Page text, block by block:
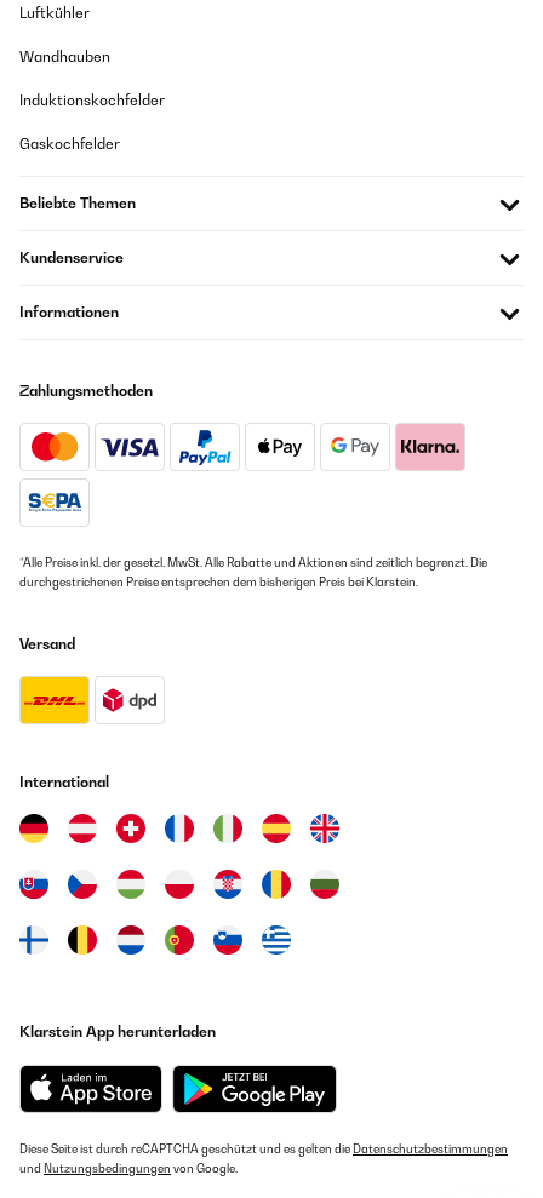
Luftkühler
Wandhauben
Induktionskochfelder
Gaskochfelder
Beliebte Themen
Kundenservice
Informationen
Zahlungsmethoden
*Alle Preise inkl. der gesetzl. MwSt. Alle Rabatte und Aktionen sind zeitlich begrenzt. Die
durchgestrichenen Preise entsprechen dem bisherigen Preis bei Klarstein.
Versand
International
Klarstein App herunterladen
Diese Seite ist durch reCAPTCHA geschützt und es gelten die Datenschutzbestimmungen
und Nutzungsbedingungen von Google.